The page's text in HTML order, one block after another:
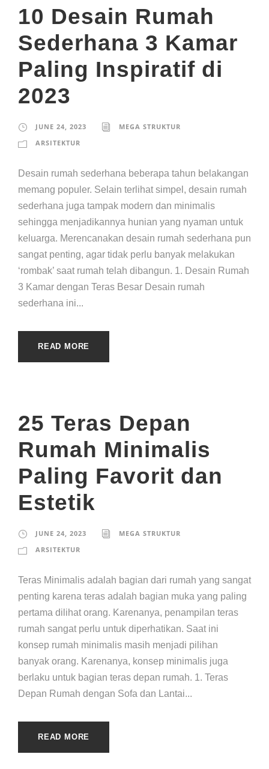
10 Desain Rumah
Sederhana 3 Kamar
Paling Inspiratif di
2023
JUNE 24, 2023
MEGA STRUKTUR
ARSITEKTUR
Desain rumah sederhana beberapa tahun belakangan
memang populer. Selain terlihat simpel, desain rumah
sederhana juga tampak modern dan minimalis
sehingga menjadikannya hunian yang nyaman untuk
keluarga. Merencanakan desain rumah sederhana pun
sangat penting, agar tidak perlu banyak melakukan
‘rombak’ saat rumah telah dibangun. 1. Desain Rumah
3 Kamar dengan Teras Besar Desain rumah
sederhana ini...
READ MORE
25 Teras Depan
Rumah Minimalis
Paling Favorit dan
Estetik
JUNE 24, 2023
MEGA STRUKTUR
ARSITEKTUR
Teras Minimalis adalah bagian dari rumah yang sangat
penting karena teras adalah bagian muka yang paling
pertama dilihat orang. Karenanya, penampilan teras
rumah sangat perlu untuk diperhatikan. Saat ini
konsep rumah minimalis masih menjadi pilihan
banyak orang. Karenanya, konsep minimalis juga
berlaku untuk bagian teras depan rumah. 1. Teras
Depan Rumah dengan Sofa dan Lantai...
READ MORE